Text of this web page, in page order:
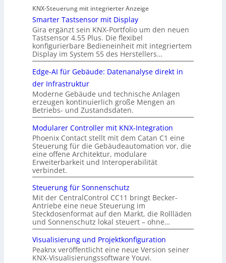
KNX-Steuerung mit integrierter Anzeige
Smarter Tastsensor mit Display
Gira ergänzt sein KNX-Portfolio um den neuen
Tastsensor 4.55 Plus. Die flexibel
konfigurierbare Bedieneinheit mit integriertem
Display im System 55 des Herstellers…
Edge-AI für Gebäude: Datenanalyse direkt in
der Infrastruktur
Moderne Gebäude und technische Anlagen
erzeugen kontinuierlich große Mengen an
Betriebs- und Zustandsdaten.
Modularer Controller mit KNX-Integration
Phoenix Contact stellt mit dem Catan C1 eine
Steuerung für die Gebäudeautomation vor, die
eine offene Architektur, modulare
Erweiterbarkeit und Interoperabilität
verbindet.
Steuerung für Sonnenschutz
Mit der CentralControl CC11 bringt Becker-
Antriebe eine neue Steuerung im
Steckdosenformat auf den Markt, die Rollläden
und Sonnenschutz lokal steuert – ohne…
Visualisierung und Projektkonfiguration
Peaknx veröffentlicht eine neue Version seiner
KNX-Visualisierungssoftware Youvi.